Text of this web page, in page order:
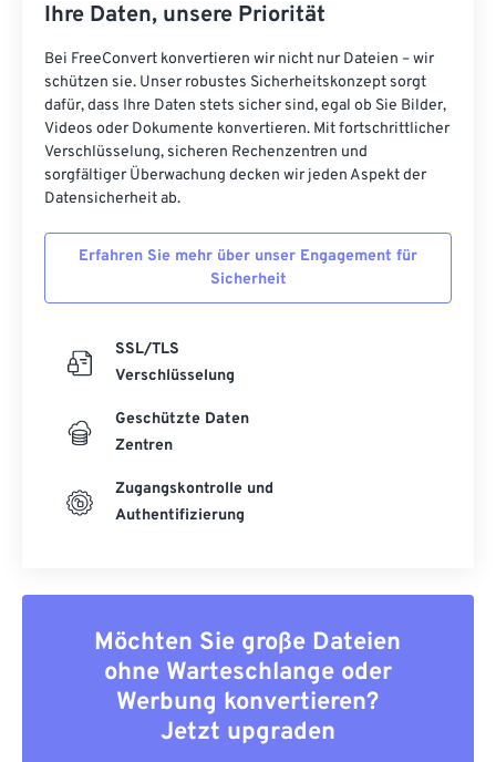
Ihre Daten, unsere Priorität
Bei FreeConvert konvertieren wir nicht nur Dateien – wir
schützen sie. Unser robustes Sicherheitskonzept sorgt
dafür, dass Ihre Daten stets sicher sind, egal ob Sie Bilder,
Videos oder Dokumente konvertieren. Mit fortschrittlicher
Verschlüsselung, sicheren Rechenzentren und
sorgfältiger Überwachung decken wir jeden Aspekt der
Datensicherheit ab.
Erfahren Sie mehr über unser Engagement für
Sicherheit
SSL/TLS
Verschlüsselung
Geschützte Daten
Zentren
Zugangskontrolle und
Authentifizierung
Möchten Sie große Dateien
ohne Warteschlange oder
Werbung konvertieren?
Jetzt upgraden